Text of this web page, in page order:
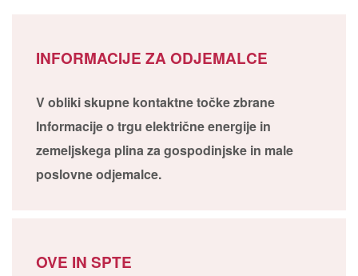
INFORMACIJE ZA ODJEMALCE
V obliki skupne kontaktne točke zbrane
Informacije o trgu električne energije in
zemeljskega plina za gospodinjske in male
poslovne odjemalce.
OVE IN SPTE